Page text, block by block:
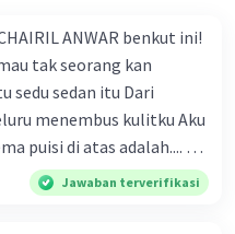
ANWAR benkut ini!
tak seorang kan
sedu sedan itu Dari
menembus kulitku Aku
puisi di atas adalah.... A.
dalam
untuk hidup
Jawaban terverifikasi